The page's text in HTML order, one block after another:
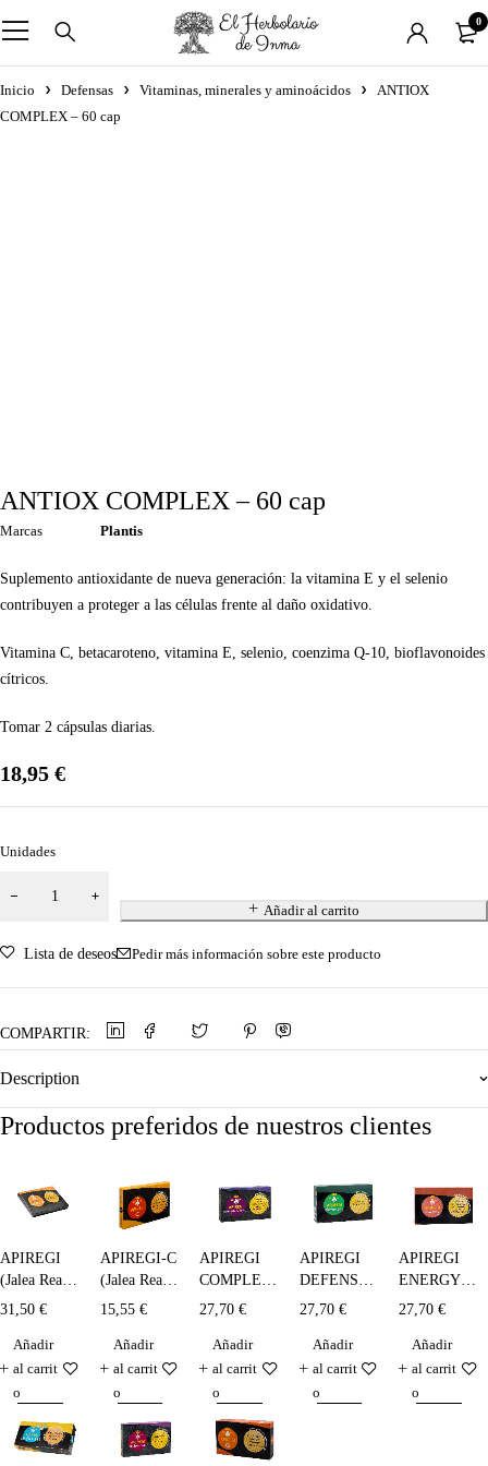
0
Inicio Defensas Vitaminas, minerales y aminoácidos
ANTIOX
COMPLEX – 60 cap
ANTIOX COMPLEX – 60 cap
Marcas Plantis
Suplemento antioxidante de nueva generación: la vitamina E y el selenio
contribuyen a proteger a las células frente al daño oxidativo.
Vitamina C, betacaroteno, vitamina E, selenio, coenzima Q-10, bioflavonoides
cítricos.
Tomar 2 cápsulas diarias.
18,95 €
Unidades
Añadir al carrito
Lista de deseos Pedir más información sobre este producto
COMPARTIR:
Description
Productos preferidos de nuestros clientes
APIREGI
(Jalea Real
Liofilizada)
mg.
31,50 €
Añadir
al carrit
o
APIREGI-C
(Jalea Real )
bebible - 10
15,55 €
Añadir
al carrit
o
APIREGI
COMPLEX
TOTAL
- 20 x 10
ml.
27,70€
Añadir
al carrit
o
APIREGI
DEFENSAS
- 20 x 10
27,70 €
Añadir
al carrit
o
APIREGI
ENERGY -
20 x 10 ml.
27,70€
Añadir
al carrit
o